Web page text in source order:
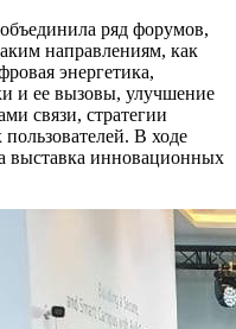
ряд форумов,
направлениям, как
энергетика,
и ее вызовы, улучшение
связи, стратегии
В ходе
выставка инновационных